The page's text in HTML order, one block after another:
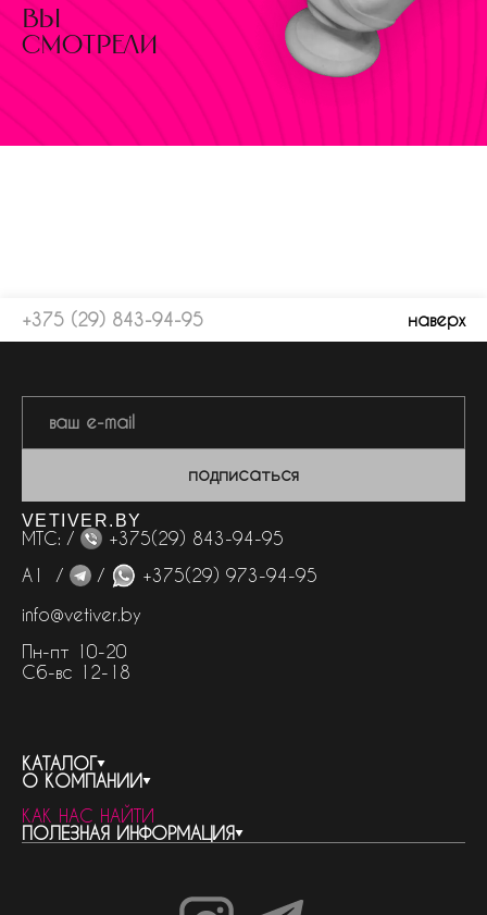
вы
смотрели
+375 (29) 843-94-95 наверх
подписаться
VETIVER.BY
МТС: /
+375(29) 843-94-95
А1 /
/
+375(29) 973-94-95
info@vetiver.by
Пн-пт 10-20
Сб-вс 12-18
КАТАЛОГ
весь каталог
бренды
женская парфюмерия
мужская парфюмерия
О КОМПАНИИ
контакты
о компании
доставка и оплата
КАК НАС НАЙТИ
ПОЛЕЗНАЯ ИНФОРМАЦИЯ
как совершить покупку